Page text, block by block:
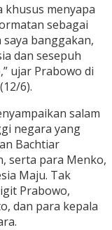
khusus menyapa
sebagai
saya banggakan,
dan sesepuh
ujar Prabowo di
6).
salam
negara yang
Bachtiar
serta para Menko,
Maju. Tak
Prabowo,
dan para kepala